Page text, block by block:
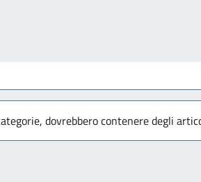
dovrebbero contenere degli